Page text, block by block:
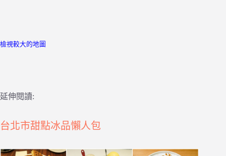
檢視較大的地圖
延伸閱讀:
台北市甜點冰品懶人包